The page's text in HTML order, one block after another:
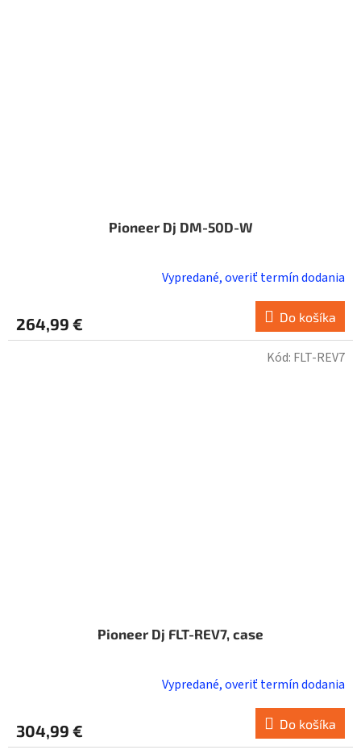
Pioneer Dj DM-50D-W
Vypredané, overiť termín dodania
264,99 € Do košíka
Pioneer Dj FLT-REV7, case
Vypredané, overiť termín dodania
304,99 € Do košíka
Kód: FLT-REV7